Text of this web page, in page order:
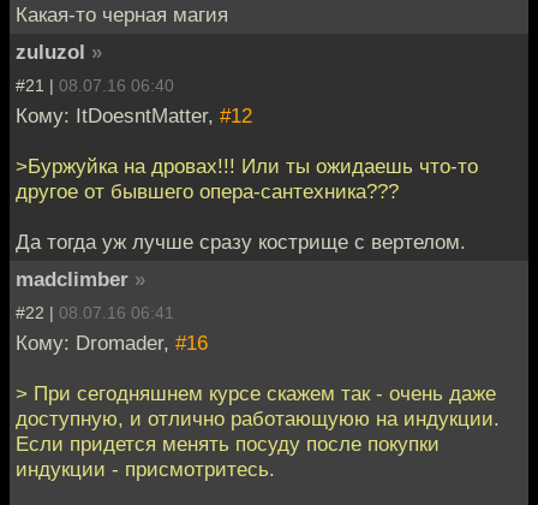
Какая-то черная магия
zuluzol »
#21 | 08.07.16 06:40
Кому: ItDoesntMatter, #12
>Буржуйка на дровах!!! Или ты ожидаешь что-то
другое от бывшего опера-сантехника???
Да тогда уж лучше сразу кострище с вертелом.
madclimber »
#22 | 08.07.16 06:41
Кому: Dromader, #16
> При сегодняшнем курсе скажем так - очень даже
доступную, и отлично работающуюю на индукции.
Если придется менять посуду после покупки
индукции - присмотритесь.